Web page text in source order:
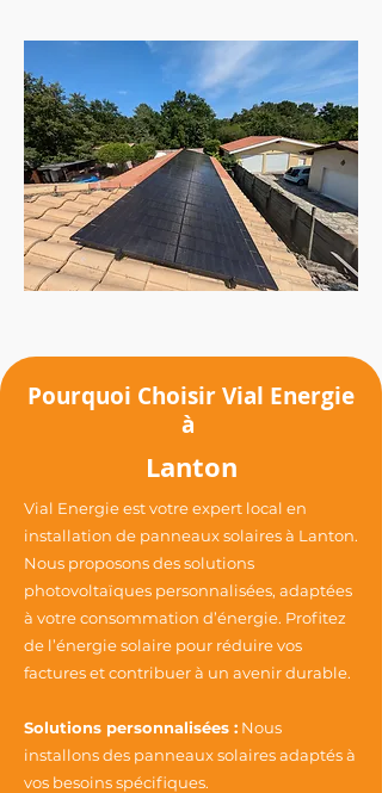
Pourquoi Choisir Vial Energie
à
Lanton
Vial Energie est votre expert local en
installation de panneaux solaires à Lanton.
Nous proposons des solutions
photovoltaïques personnalisées, adaptées
à votre consommation d’énergie. Profitez
de l’énergie solaire pour réduire vos
factures et contribuer à un avenir durable.
Solutions personnalisées : Nous
installons des panneaux solaires adaptés à
vos besoins spécifiques.